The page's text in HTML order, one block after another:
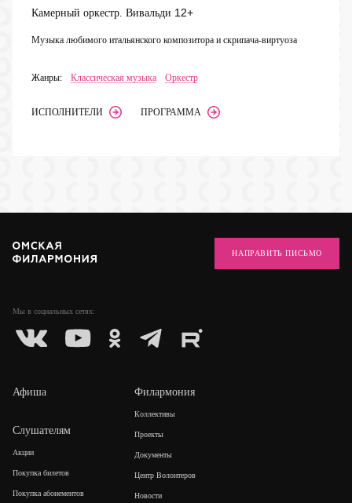
Камерный оркестр. Вивальди 12+
Музыка любимого итальянского композитора и скрипача-виртуоза
Жанры: Классическая музыка Оркестр
ИСПОЛНИТЕЛИ ПРОГРАММА
Мы в социальных сетях:
НАПРАВИТЬ ПИСЬМО
Афиша
Слушателям
Акции
Покупка билетов
Покупка абонементов
Филармония
Коллективы
Проекты
Документы
Центр Волонтеров
Новости